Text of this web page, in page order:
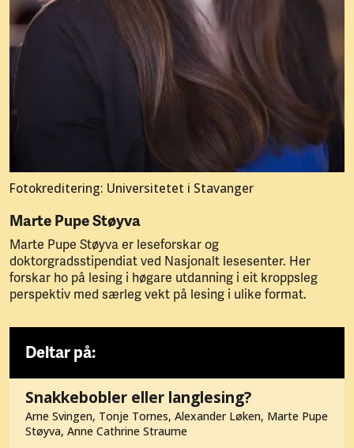
Fotokreditering: Universitetet i Stavanger
Marte Pupe Støyva
Marte Pupe Støyva er leseforskar og
doktorgradsstipendiat ved Nasjonalt lesesenter. Her
forskar ho på lesing i høgare utdanning i eit kroppsleg
perspektiv med særleg vekt på lesing i ulike format.
Deltar på:
Snakkebobler eller langlesing?
Arne Svingen, Tonje Tornes, Alexander Løken, Marte Pupe
Støyva, Anne Cathrine Straume